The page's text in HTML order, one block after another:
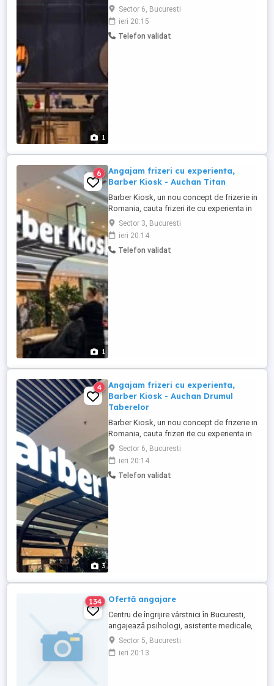
1
domeniu, pentru locatia din AFI Cotroceni
(sector 6) Condiții: - Experienta in frizerie; -
Diploma de Calificare (obligatoriu); -
Disponibilitatea de a lucra in ture, program
Sector 6, Bucuresti
ieri 20:15
Telefon validat
1
6
Angajam frizeri cu experienta,
Barber Kiosk - Auchan Titan
Barber Kiosk, un nou concept de frizerie in
Romania, cauta frizeri ite cu experienta in
domeniu, pentru noua locatie din cadrul
Auchan Titan Galeriile Iris (sector 3).
Condiții: - Experienta in frizerie de cel putin
2 ani; - Diploma de Calificare (obligatoriu);
Sector 3, Bucuresti
ieri 20:14
Telefon validat
3
4
Angajam frizeri cu experienta,
Barber Kiosk - Auchan Drumul
Taberelor
Barber Kiosk, un nou concept de frizerie in
Romania, cauta frizeri ite cu experienta in
domeniu, pentru noua locatie din cadrul
Auchan Drumul Taberelor (sector 6)
Condiții: - Experienta in frizerie; - Diploma
de Calificare (obligatoriu); -
Sector 6, Bucuresti
ieri 20:14
Telefon validat
134 Ofertă angajare
Centru de îngrijire vârstnici în Bucuresti,
angajează psihologi, asistente medicale,
infirmiere și meșter întreținere. Posibilitate
cazare. Tel. .
Sector 5, Bucuresti
ieri 20:13